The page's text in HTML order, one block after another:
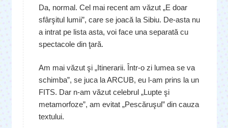
Da, normal. Cel mai recent am văzut „E doar
sfârşitul lumii”, care se joacă la Sibiu. De-asta nu
a intrat pe lista asta, voi face una separată cu
spectacole din ţară.
Am mai văzut şi „Itinerarii. Într-o zi lumea se va
schimba”, se juca la ARCUB, eu l-am prins la un
FITS. Dar n-am văzut celebrul „Lupte şi
metamorfoze”, am evitat „Pescăruşul” din cauza
textului.